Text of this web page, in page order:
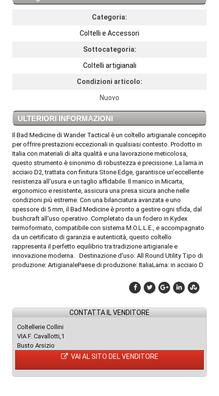
Categoria:
Coltelli e Accessori
Sottocategoria:
Coltelli artigianali
Condizioni articolo:
Nuovo
ULTERIORI INFORMAZIONI
Il Bad Medicine di Wander Tactical è un coltello artigianale concepito
per offrire prestazioni eccezionali in qualsiasi contesto. Prodotto in
Italia con materiali di alta qualità e una lavorazione meticolosa,
questo strumento è sinonimo di robustezza e precisione. La lama in
acciaio D2, trattata con finitura Stone Edge, garantisce un'eccellente
resistenza all'usura e un taglio affidabile. Il manico in Micarta,
ergonomico e resistente, assicura una presa sicura anche nelle
condizioni più estreme. Con una bilanciatura avanzata e uno
spessore di 5 mm, il Bad Medicine è pronto a gestire ogni sfida, dal
bushcraft all'uso operativo. Completato da un fodero in Kydex
termoformato, compatibile con sistema M.O.L.L.E., e accompagnato
da un certificato di garanzia e autenticità, questo coltello
rappresenta il perfetto equilibrio tra tradizione artigianale e
innovazione moderna. Destinazione d'uso: All Round Utility Tipo di
produzione: ArtigianalePaese di produzione: ItaliaLama: in acciaio D
CONTATTA IL VENDITORE
Coltellerie Collini
VIA F. Cavallotti,1
Busto Arsizio
VAI AL SITO DEL VENDITORE